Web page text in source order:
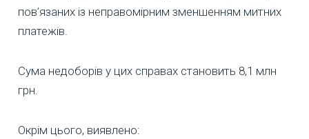
пов’язаних із неправомірним зменшенням митних
платежів.
Сума недоборів у цих справах становить 8,1 млн
грн.
Окрім цього, виявлено: